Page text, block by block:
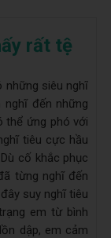
rất tệ
những siêu nghĩ
đến những
thể ứng phó với
tiêu cực hầu
cố khắc phục
từng nghĩ đến
suy nghĩ tiêu
em từ bình
dập, em cảm